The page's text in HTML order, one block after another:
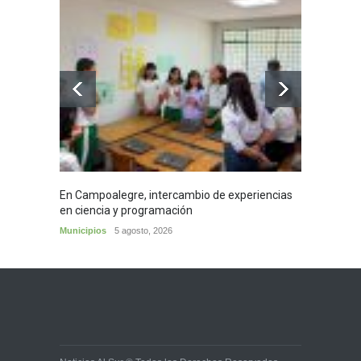
En Campoalegre, intercambio de experiencias
en ciencia y programación
Municipios 5 agosto, 2026